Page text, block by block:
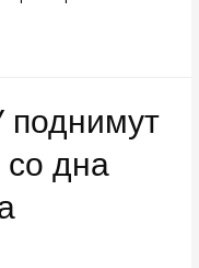
поднимут
со дна